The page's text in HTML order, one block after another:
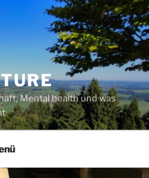
Mental health und was